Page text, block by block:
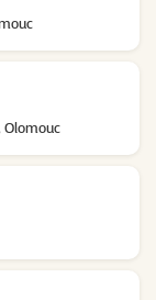
Olomouc